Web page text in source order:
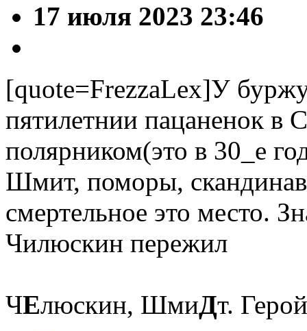
17 июля 2023 23:46
[quote=FrezzaLex]У
пятилетнии пацаненок в
полярником(это в 30_е
Шмит, поморы,
смертельное это место.
Чилюскин пережил
ЧЕлюскин, ШмиДт.